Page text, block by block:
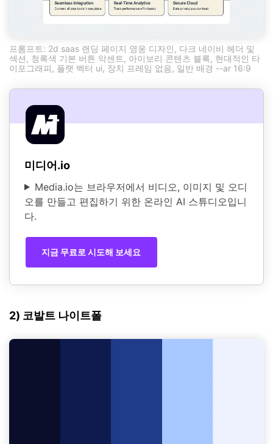
프롬프트: 2d saas 랜딩 페이지 영웅 디자인, 다크 네이비 헤더 및
섹션, 청록색 기본 버튼 악센트, 아이보리 콘텐츠 블록, 현대적인 타
이포그래피, 플랫 벡터 ui, 장치 프레임 없음, 일반 배경 --ar 16:9
미디어.io
Media.io는 브라우저에서 비디오, 이미지 및 오디
오를 만들고 편집하기 위한 온라인 AI 스튜디오입니
다.
지금 무료로 시도해 보세요
2) 코발트 나이트폴